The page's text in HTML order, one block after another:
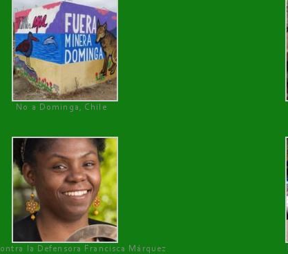
No a Dominga, Chile
la Defensora Francisca Márquez